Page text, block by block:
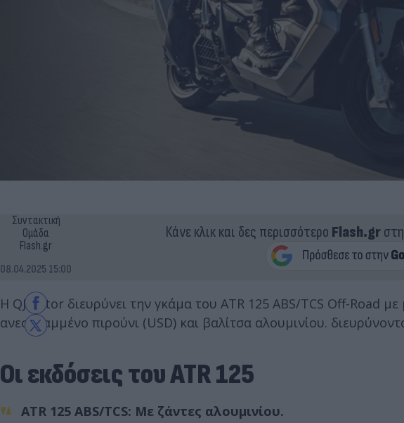
Συντακτική
Ομάδα
Flash.gr
08.04.2025 15:00
Κάνε κλικ και δες περισσότερο Flash.gr
Η QJMotor διευρύνει την γκάμα του ATR 125 ABS/TCS Off-Road
ανεστραμμένο πιρούνι (USD) και βαλίτσα αλουμινίου.
Οι εκδόσεις του ATR 125
ATR 125 ABS/TCS: Με ζάντες αλουμινίου.